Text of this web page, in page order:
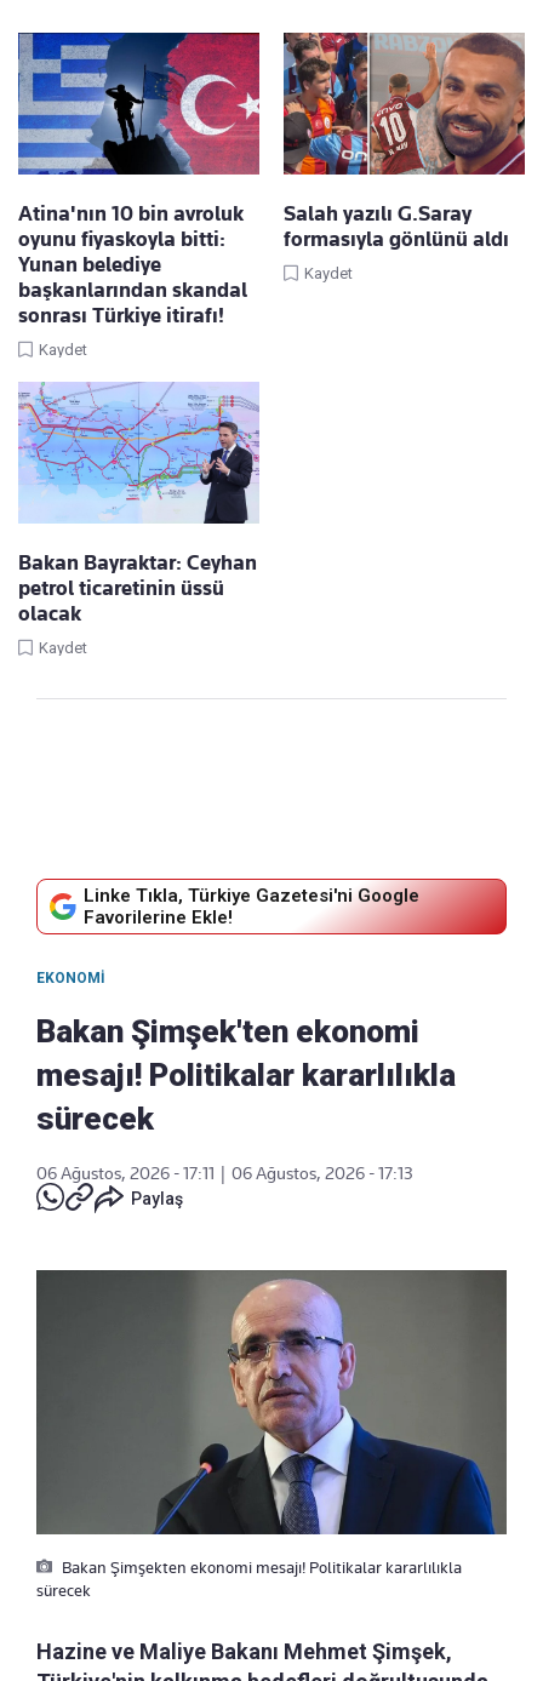
Atina'nın 10 bin avroluk
oyunu fiyaskoyla bitti:
Yunan belediye
başkanlarından skandal
sonrası Türkiye itirafı!
Kaydet
Salah yazılı G.Saray
formasıyla gönlünü aldı
Kaydet
Bakan Bayraktar: Ceyhan
petrol ticaretinin üssü
olacak
Kaydet
Linke Tıkla, Türkiye Gazetesi'ni Google
Favorilerine Ekle!
EKONOMI
Bakan Şimşek'ten ekonomi
mesajı! Politikalar kararlılıkla
sürecek
06 Ağustos, 2026 - 17:11
06 Ağustos, 2026 - 17:13
Paylaş
Bakan Şimşekten ekonomi mesajı! Politikalar kararlılıkla
sürecek
Hazine ve Maliye Bakanı Mehmet Şimşek,